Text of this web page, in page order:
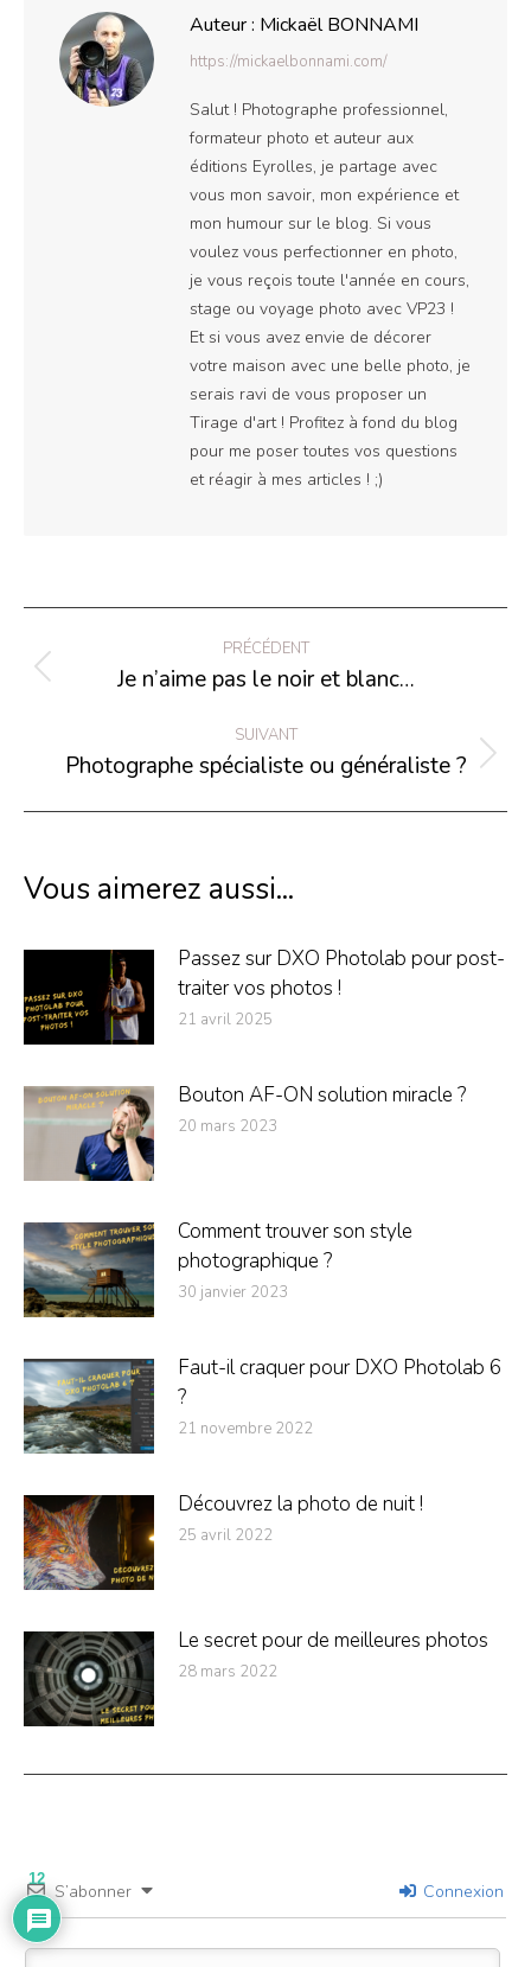
Auteur : Mickaël BONNAMI
https://mickaelbonnami.com/
Salut ! Photographe professionnel,
formateur photo et auteur aux
éditions Eyrolles, je partage avec
vous mon savoir, mon expérience et
mon humour sur le blog. Si vous
voulez vous perfectionner en photo,
je vous reçois toute l'année en cours,
stage ou voyage photo avec VP23 !
Et si vous avez envie de décorer
votre maison avec une belle photo, je
serais ravi de vous proposer un
Tirage d'art ! Profitez à fond du blog
pour me poser toutes vos questions
et réagir à mes articles ! ;)
article
PRÉCÉDENT
Article
:
Je n’aime pas le noir et blanc…
SUIVANT
Article
Photographe spécialiste ou généraliste ?
Vous aimerez aussi...
Passez sur DXO Photolab pour post-
traiter vos photos !
21 avril 2025
Bouton AF-ON solution miracle ?
20 mars 2023
Comment trouver son style
photographique ?
30 janvier 2023
Faut-il craquer pour DXO Photolab 6
?
21 novembre 2022
Découvrez la photo de nuit !
25 avril 2022
Le secret pour de meilleures photos
28 mars 2022
S’abonner Connexion
12